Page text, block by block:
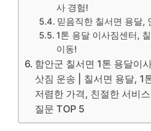
사 경험!
믿음직한 칠서면 용달,
1톤 용달 이사짐센터,
이동!
함안군 칠서면 1톤 용달이
삿짐 운송 | 칠서면 용달, 1
저렴한 가격, 친절한 서비
질문 TOP 5